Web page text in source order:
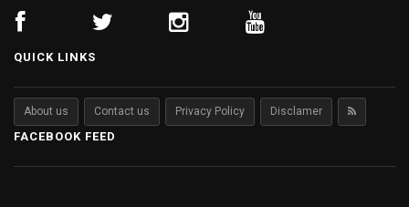
QUICK LINKS
About us Contact us Privacy Policy Disclamer
FACEBOOK FEED